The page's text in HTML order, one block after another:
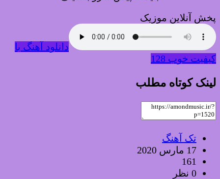
پخش آنلاین موزیک
دانلود آهنگ با
کیفیت خوب 128
لینک کوتاه مطلب
تک آهنگ
17 مارس 2020
161
0 نظر